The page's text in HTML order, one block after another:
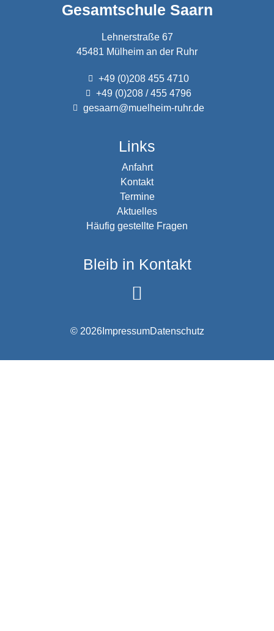
Gesamtschule Saarn
Lehnerstraße 67
45481 Mülheim an der Ruhr
+49 (0)208 455 4710
+49 (0)208 / 455 4796
gesaarn@muelheim-ruhr.de
Links
Anfahrt
Kontakt
Termine
Aktuelles
Häufig gestellte Fragen
Bleib in Kontakt
© 2026ImpressumDatenschutz